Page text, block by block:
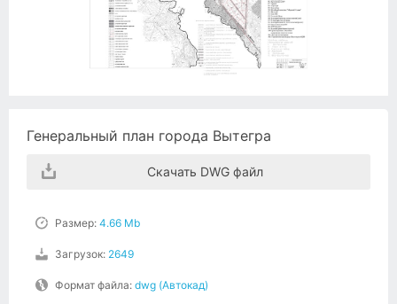
Генеральный план города Вытегра
Скачать DWG файл
Размер: 4.66 Mb
Загрузок: 2649
Формат файла: dwg (Автокад)